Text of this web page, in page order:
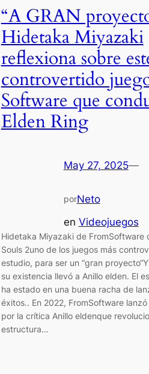
“A GRAN
Hidetaka Miyazaki
reflexiona sobre
controvertido
Software que
Elden Ring
May 27, 2025—
porNeto
en Videojuegos
Hidetaka Miyazaki de FromSoftware
Souls 2uno de los juegos más
estudio, para ser un “gran
su existencia llevó a Anillo elden. El
ha estado en una buena racha de
éxitos.. En 2022, FromSoftware
por la crítica Anillo eldenque
estructura…